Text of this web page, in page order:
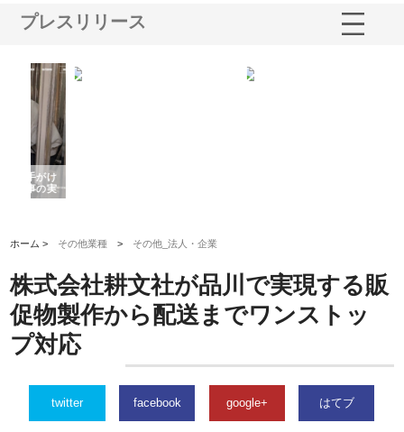
プレスリリース
株式会社東京シー・エム・シー
のGISインフラ管理システム導
入メリット
ホーム > その他業種 > その他_法人・企業
株式会社耕文社が品川で実現する販
促物製作から配送までワンストッ
プ対応
twitter facebook google+ はてブ